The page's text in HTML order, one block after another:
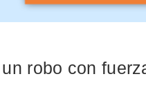
robo con